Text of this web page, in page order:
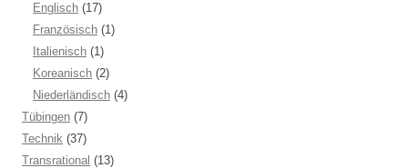
Englisch (17)
Französisch (1)
Italienisch (1)
Koreanisch (2)
Niederländisch (4)
Tübingen (7)
Technik (37)
Transrational (13)